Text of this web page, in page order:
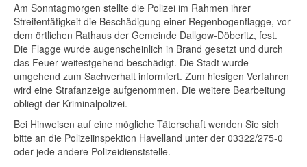
Am Sonntagmorgen stellte die Polizei im Rahmen ihrer
Streifentätigkeit die Beschädigung einer Regenbogenflagge, vor
dem örtlichen Rathaus der Gemeinde Dallgow-Döberitz, fest.
Die Flagge wurde augenscheinlich in Brand gesetzt und durch
das Feuer weitestgehend beschädigt. Die Stadt wurde
umgehend zum Sachverhalt informiert. Zum hiesigen Verfahren
wird eine Strafanzeige aufgenommen. Die weitere Bearbeitung
obliegt der Kriminalpolizei.
Bei Hinweisen auf eine mögliche Täterschaft wenden Sie sich
bitte an die Polizeiinspektion Havelland unter der 03322/275-0
oder jede andere Polizeidienststelle.